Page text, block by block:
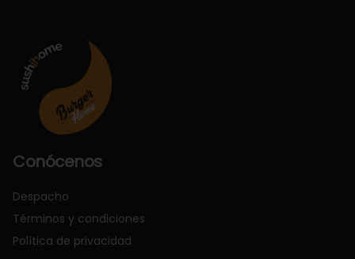
Conócenos
Despacho
Términos y condiciones
Política de privacidad